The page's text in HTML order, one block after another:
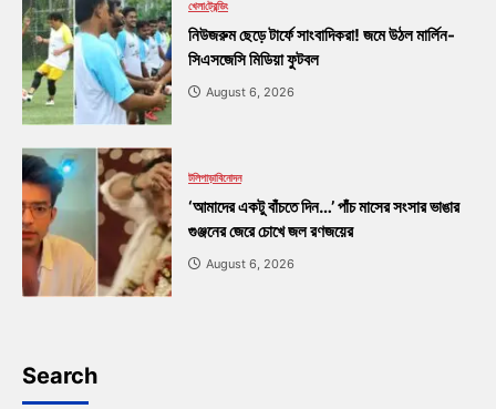
খেলাট্রেন্ডিং
নিউজরুম ছেড়ে টার্ফে সাংবাদিকরা! জমে উঠল মার্লিন-
সিএসজেসি মিডিয়া ফুটবল
August 6, 2026
টলিপাড়াবিনোদন
‘আমাদের একটু বাঁচতে দিন…’ পাঁচ মাসের সংসার ভাঙার
গুঞ্জনের জেরে চোখে জল রণজয়ের
August 6, 2026
Search